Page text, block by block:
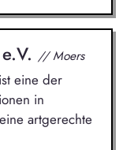
// Moers
eine der
in
artgerechte